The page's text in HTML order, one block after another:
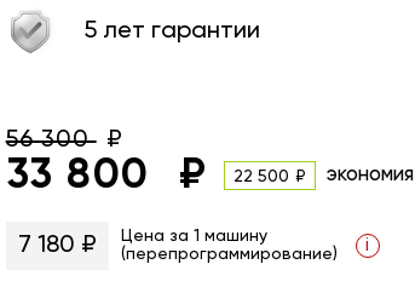
5 лет гарантии
56 300
33 800 22 500 экономия
7 180 ₽
Цена за 1 машину
(перепрограммирование)
i